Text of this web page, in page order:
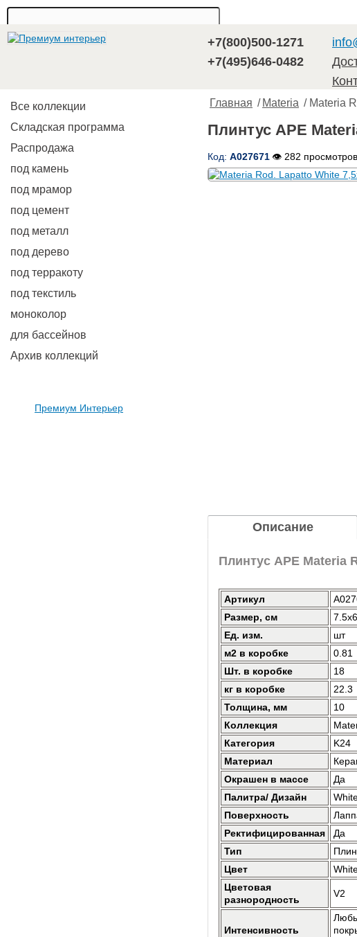
+7(800)500-1271
+7(495)646-0482
Все коллекции
Складская программа
Распродажа
под камень
под мрамор
под цемент
под металл
под дерево
под терракоту
под текстиль
моноколор
для бассейнов
Архив коллекций
Премиум Интерьер
Главная / Materia / Materia
Плинтус APE
Код: A027671 👁 282 просмотров
Описание
Плинтус APE Materia
Артикул
Размер, см
Ед. изм.
шт
м2 в коробке
0.81
Шт. в коробке
18
кг в коробке
22.3
Толщина, мм
10
Коллекция
Категория
K24
Материал
Окрашен в массе
Да
Палитра/ Дизайн
Поверхность
Ректифицированная
Да
Тип
Цвет
Цветовая
разнородность
V2
Интенсивность